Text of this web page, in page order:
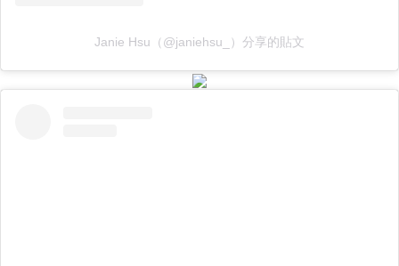
Janie Hsu（@janiehsu_）分享的貼文